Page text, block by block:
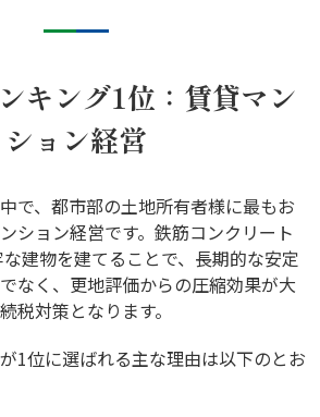
キング1位：賃貸マン
ション経営
で、都市部の土地所有者様に最もお
ション経営です。鉄筋コンクリート
な建物を建てることで、長期的な安定
なく、更地評価からの圧縮効果が大
税対策となります。
1位に選ばれる主な理由は以下のとお